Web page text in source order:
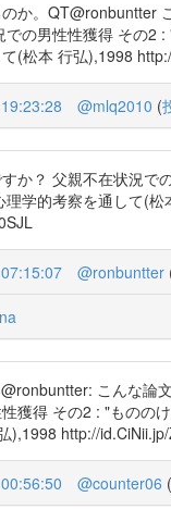
か。QT@ronbuntter
での男性性獲得 その2
(松本 行弘),1998
@mlq2010 (
か？ 父親不在状況で
理学的考察を通して(松
@ronbuntter
こんな論
獲得 その2 : "ものの
),1998 http://
@counter06 (